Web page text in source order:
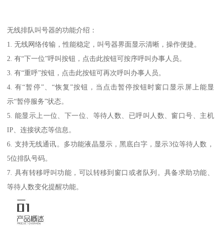
无线排队叫号器的功能介绍：
1. 无线网络传输，性能稳定，叫号器界面显示清晰，操作便捷。
2. 有“下一位”呼叫按钮，点击此按钮可按序呼叫办事人员。
3. 有“重呼”按钮，点击此按钮可再次呼叫办事人员。
4. 有“暂停”、“恢复”按钮，当点击暂停按钮时窗口显示屏上能显
示“暂停服务”状态。
5. 能显示上一位、下一位、等待人数、已呼叫人数、窗口号、主机
IP、连接状态等信息。
6. 支持无线通讯。多功能液晶显示，黑底白字，显示3位等待人数，
5位排队号码。
7. 具有转移呼叫功能，可以转移到窗口或者队列。具备求助功能、
等待人数变化提醒功能。